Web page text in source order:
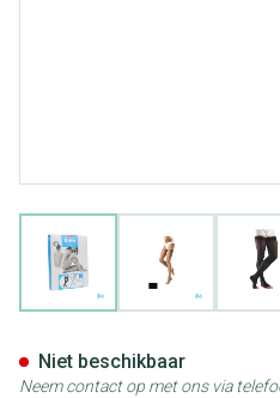
View larger
Niet beschikbaar
Neem contact op met ons via